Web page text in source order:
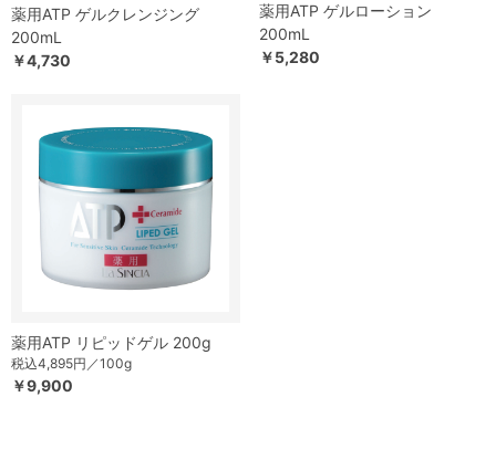
薬用ATP ゲルクレンジング
200mL
￥4,730
薬用ATP ゲルローション
200mL
￥5,280
薬用ATP リピッドゲル 200g
税込4,895円／100g
￥9,900